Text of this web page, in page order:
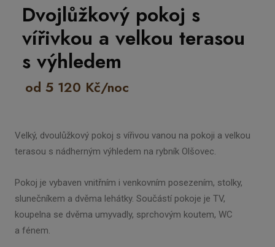
Dvojlůžkový pokoj s
vířivkou a velkou terasou
s výhledem
od 5 120 Kč/noc
Velký, dvoulůžkový pokoj s vířivou vanou na pokoji a velkou
terasou s nádherným výhledem na rybník Olšovec.
Pokoj je vybaven vnitřním i venkovním posezením, stolky,
slunečníkem a dvěma lehátky. Součástí pokoje je TV,
koupelna se dvěma umyvadly, sprchovým koutem, WC
a fénem.